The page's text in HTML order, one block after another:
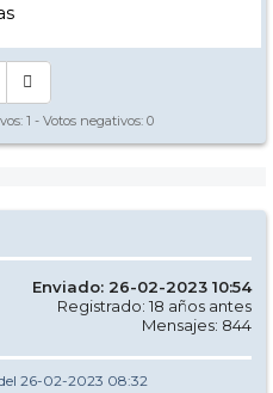
de la Montagne basque
de la montagne et de la
aux relations avec la Navarre
1 - Votos negativos: 0
Enviado: 26-02-2023 10:54
Registrado: 18 años antes
Mensajes: 844
26-02-2023 08:32